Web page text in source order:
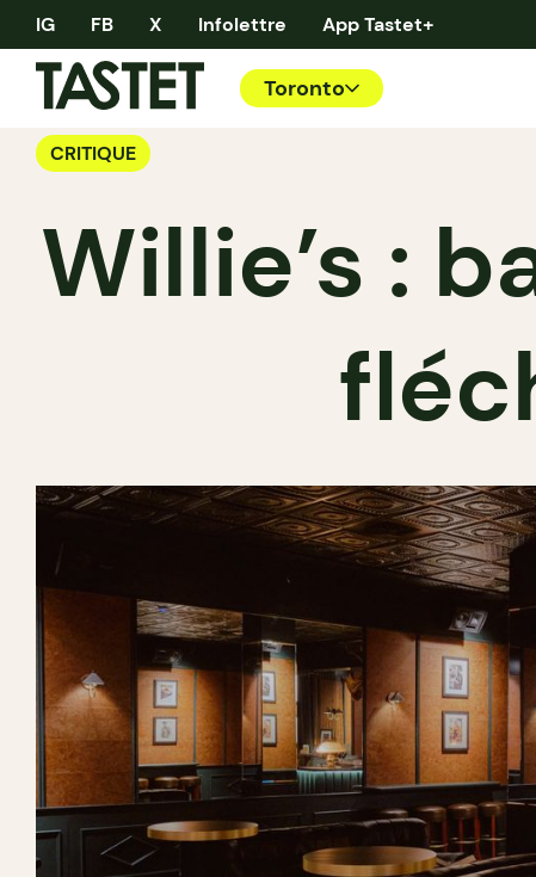
IG FB X Infolettre App Tastet+
Toronto
CRITIQUE
Willie’s :